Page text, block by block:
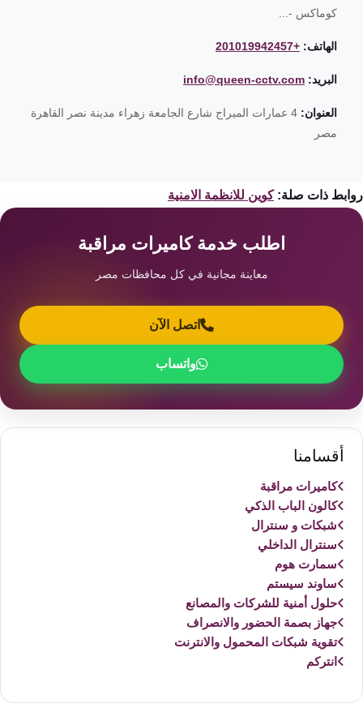
كوماكس -...
الهاتف: +201019942457
البريد: info@queen-cctv.com
العنوان:
4 عمارات الميراج شارع الجامعة زهراء مدينة نصر القاهرة
مصر
ذات صلة: كوين للانظمة الامنية
اطلب خدمة كاميرات مراقبة
معاينة مجانية في كل محافظات مصر
اتصل الآن
واتساب
أقسامنا
كاميرات مراقبة
كالون الباب الذكي
شبكات و سنترال
سنترال الداخلي
سمارت هوم
ساوند سيستم
حلول أمنية للشركات والمصانع
جهاز بصمة الحضور والانصراف
تقوية شبكات المحمول والانترنت
انتركم